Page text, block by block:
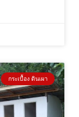
กระเบื้อง ดินเผา